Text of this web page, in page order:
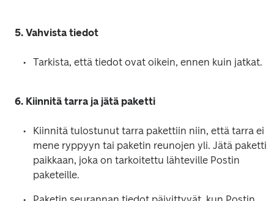
5. Vahvista tiedot
Tarkista, että tiedot ovat oikein, ennen kuin jatkat.
6. Kiinnitä tarra ja jätä paketti
Kiinnitä tulostunut tarra pakettiin niin, että tarra ei
mene ryppyyn tai paketin reunojen yli. Jätä paketti
paikkaan, joka on tarkoitettu lähteville Postin
paketeille.